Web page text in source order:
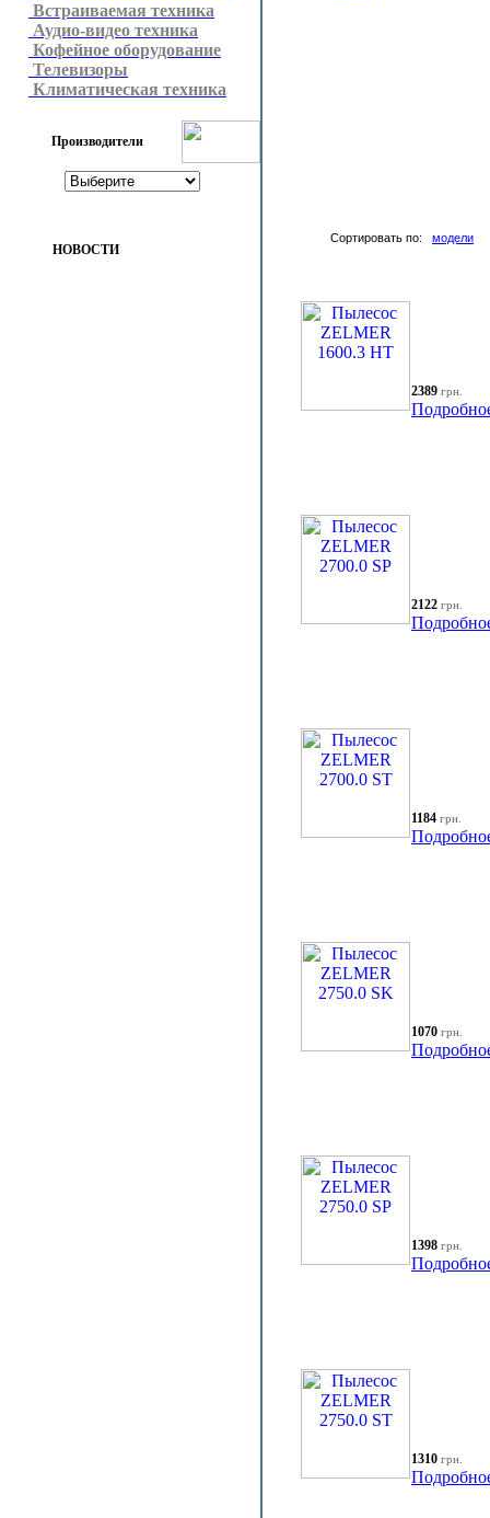
Встраиваемая техника
Аудио-видео техника
Кофейное оборудование
Телевизоры
Климатическая техника
Производители
НОВОСТИ
Сортировать по: модели
2389 грн.
2122 грн.
1184 грн.
1070 грн.
1398 грн.
1310 грн.